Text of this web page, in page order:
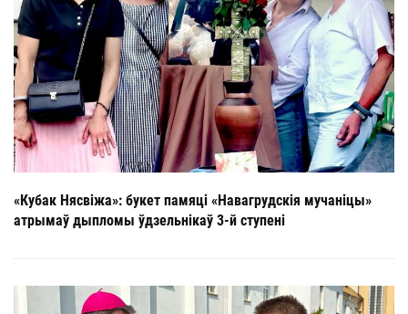
«Кубак Нясвіжа»: букет памяці «Навагрудскія мучаніцы»
атрымаў дыпломы ўдзельнікаў 3-й ступені